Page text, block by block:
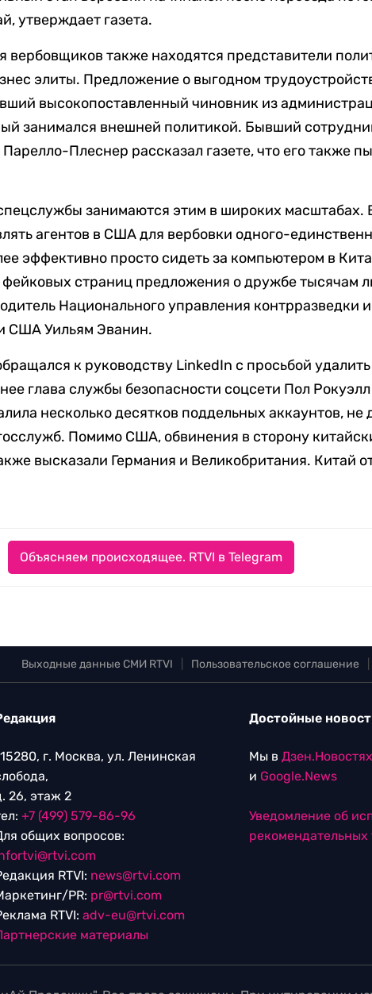
утверждает газета.
вербовщиков также находятся представители
элиты. Предложение о выгодном
высокопоставленный чиновник из
занимался внешней политикой. Бывший
Плеснер рассказал газете, что его также
занимаются этим в широких масштабах.
агентов в США для вербовки одного-
эффективно просто сидеть за компьютером в
фейковых страниц предложения о дружбе тысячам
Национального управления контрразведки и
США Уильям Эванин.
к руководству LinkedIn с просьбой
глава службы безопасности соцсети Пол Рокуэлл
несколько десятков поддельных аккаунтов, не
Помимо США, обвинения в сторону
высказали Германия и Великобритания. Китай
Объясняем происходящее. RTVI в Telegram
Выходные данные СМИ RTVI Пользовательское соглашение
г. Москва, ул. Ленинская
26, этаж 2
+7 (499) 579-86-96
общих вопросов:
RTVI: news@rtvi.com
PR: pr@rtvi.com
RTVI: adv-eu@rtvi.com
материалы
Достойные
Мы в Дзен.Новостях
и Google.News
Уведомление об
рекомендательных